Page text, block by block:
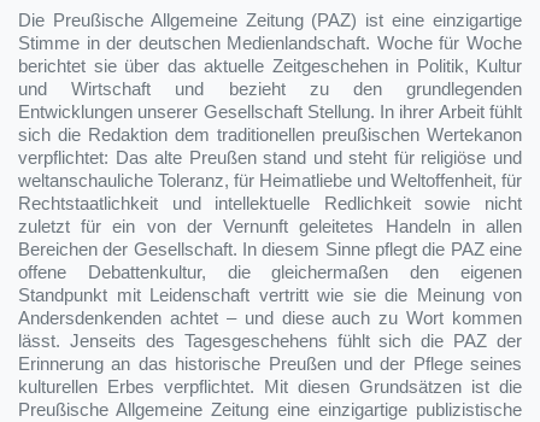
Die Preußische Allgemeine Zeitung (PAZ) ist eine einzigartige
Stimme in der deutschen Medienlandschaft. Woche für Woche
berichtet sie über das aktuelle Zeitgeschehen in Politik, Kultur
und Wirtschaft und bezieht zu den grundlegenden
Entwicklungen unserer Gesellschaft Stellung. In ihrer Arbeit fühlt
sich die Redaktion dem traditionellen preußischen Wertekanon
verpflichtet: Das alte Preußen stand und steht für religiöse und
weltanschauliche Toleranz, für Heimatliebe und Weltoffenheit, für
Rechtstaatlichkeit und intellektuelle Redlichkeit sowie nicht
zuletzt für ein von der Vernunft geleitetes Handeln in allen
Bereichen der Gesellschaft. In diesem Sinne pflegt die PAZ eine
offene Debattenkultur, die gleichermaßen den eigenen
Standpunkt mit Leidenschaft vertritt wie sie die Meinung von
Andersdenkenden achtet – und diese auch zu Wort kommen
lässt. Jenseits des Tagesgeschehens fühlt sich die PAZ der
Erinnerung an das historische Preußen und der Pflege seines
kulturellen Erbes verpflichtet. Mit diesen Grundsätzen ist die
Preußische Allgemeine Zeitung eine einzigartige publizistische